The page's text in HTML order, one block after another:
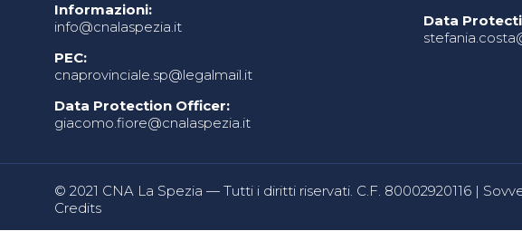
Informazioni:
info@cnalaspezia.it
PEC:
cnaprovinciale.sp@legalmail.it
Data Protection Officer:
giacomo.fiore@cnalaspezia.it
Data
© 2021 CNA La Spezia — Tutti i diritti riservati. C.F. 80002920116 |
Credits